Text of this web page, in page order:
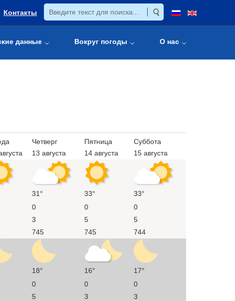
Контакты
данные Вокруг погоды О нас
Четверг
13 августа
Пятница
14 августа
Суббота
15 августа
31° 33°
33°
0 0
0
3 5
5
745 745 744
18° 16°
17°
0 0
0
5 3
3